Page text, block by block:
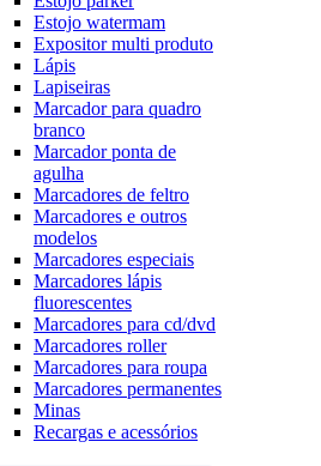
Estojo watermam
Expositor multi produto
Lápis
Lapiseiras
Marcador para quadro
branco
Marcador ponta de
agulha
Marcadores de feltro
Marcadores e outros
modelos
Marcadores especiais
Marcadores lápis
fluorescentes
Marcadores para cd/dvd
Marcadores roller
Marcadores para roupa
Marcadores permanentes
Minas
Recargas e acessórios